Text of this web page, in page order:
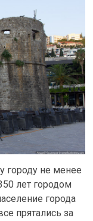
городу не менее
лет городом
города
прятались за